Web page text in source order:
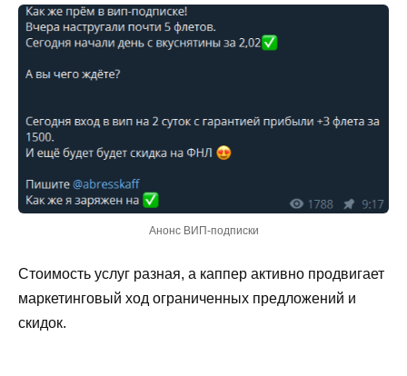
Анонс ВИП-подписки
Стоимость услуг разная, а каппер активно продвигает
маркетинговый ход ограниченных предложений и
скидок.